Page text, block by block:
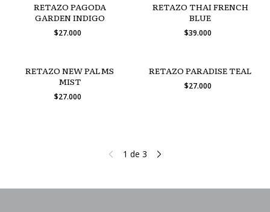
RETAZO PAGODA
GARDEN INDIGO
$27.000
RETAZO THAI FRENCH
BLUE
$39.000
RETAZO NEW PALMS
MIST
$27.000
RETAZO PARADISE TEAL
$27.000
1 de 3